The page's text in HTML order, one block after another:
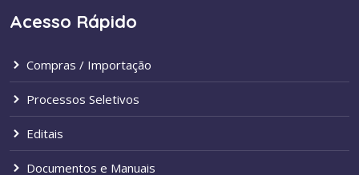
Acesso Rápido
Compras / Importação
Processos Seletivos
Editais
Documentos e Manuais